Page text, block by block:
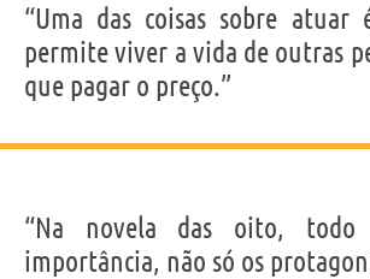
“Uma das coisas sobre
permite viver a vida de outras
que pagar o preço.”
“Na novela das oito, todo
importância, não só os